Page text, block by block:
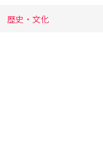
歴史・文化